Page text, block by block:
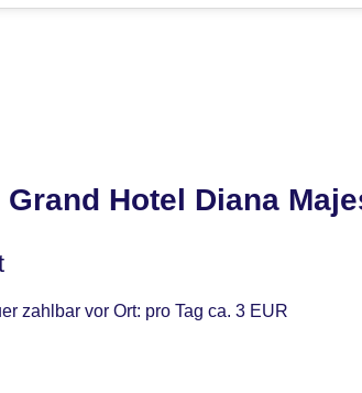
Hotel Diana
zahlbar vor Ort: pro Tag ca. 3 EUR